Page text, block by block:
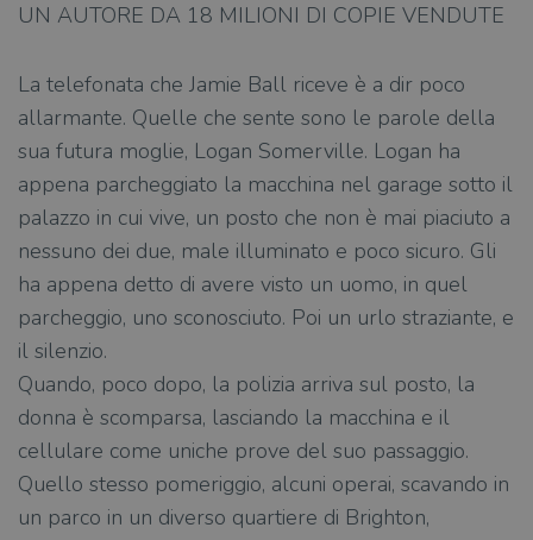
UN AUTORE DA 18 MILIONI DI COPIE VENDUTE
La telefonata che Jamie Ball riceve è a dir poco
allarmante. Quelle che sente sono le parole della
sua futura moglie, Logan Somerville. Logan ha
appena parcheggiato la macchina nel garage sotto il
palazzo in cui vive, un posto che non è mai piaciuto a
nessuno dei due, male illuminato e poco sicuro. Gli
ha appena detto di avere visto un uomo, in quel
parcheggio, uno sconosciuto. Poi un urlo straziante, e
il silenzio.
Quando, poco dopo, la polizia arriva sul posto, la
donna è scomparsa, lasciando la macchina e il
cellulare come uniche prove del suo passaggio.
Quello stesso pomeriggio, alcuni operai, scavando in
un parco in un diverso quartiere di Brighton,